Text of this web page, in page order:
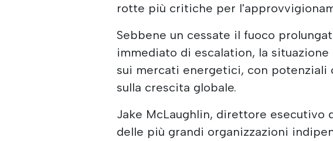
rotte più critiche per
Sebbene un cessate il fuoco
immediato di escalation, la
sui mercati energetici, con potenziali
sulla crescita globale.
Jake McLaughlin, direttore esecutivo
delle più grandi organizzazioni